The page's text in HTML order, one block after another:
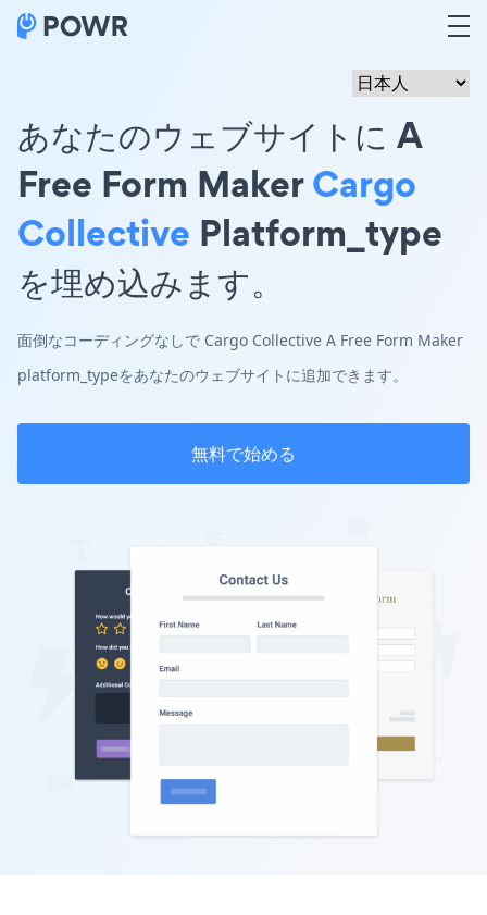
あなたのウェブサイトに A
Free Form MakerCargo
Collective Platform_type
を埋め込みます。
面倒なコーディングなしで Cargo Collective A Free Form Maker
platform_typeをあなたのウェブサイトに追加できます。
無料で始める